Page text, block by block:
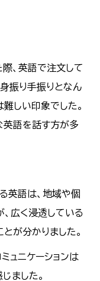
、英語で注文して
振り手振りとなん
しい印象でした。
英語を話す方が多
英語は、地域や個
広く浸透している
が分かりました。
ュニケーションは
ました。